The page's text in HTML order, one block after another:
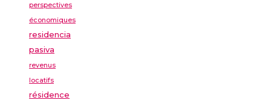
perspectives
économiques
residencia
pasiva
revenus
locatifs
résidence